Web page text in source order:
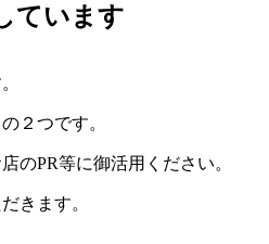
ています
２つです。
のPR等に御活用ください。
きます。